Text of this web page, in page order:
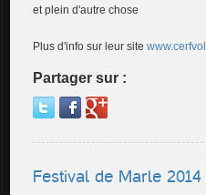
et plein d'autre chose
Plus d'info sur leur site
Partager sur :
Festival de Marle 2014